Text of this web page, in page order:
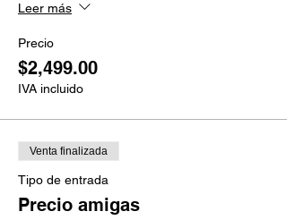
Leer más
Precio
$2,499.00
IVA incluido
Venta finalizada
Tipo de entrada
Precio amigas